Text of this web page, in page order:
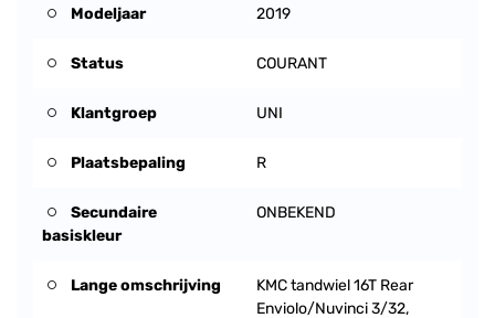
Modeljaar 2019
Status COURANT
Klantgroep UNI
Plaatsbepaling R
Secundaire
basiskleur
ONBEKEND
Lange omschrijving
KMC tandwiel 16T Rear
Enviolo/Nuvinci 3/32,